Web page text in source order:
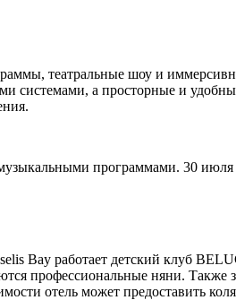
театральные шоу и
системами, а просторные и
программами. 30 июля
Bay работает детский клуб
профессиональные няни. Также
отель может предоставить